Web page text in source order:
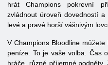
hrát Champions pokrevní
zvládnout úroveň dovedností
levé a pravé horší vášnivým
V Champions Bloodline
peníze. To je vaše volba. Čas
hráče, různé příjemné